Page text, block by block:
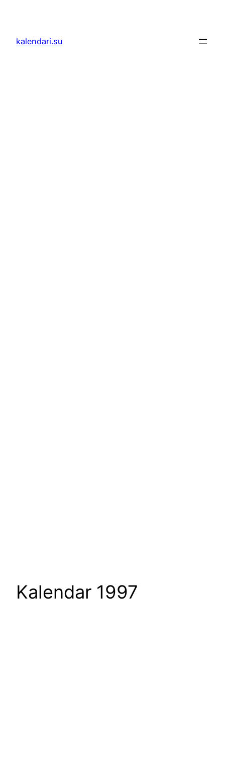
sadržaja
kalendari.su
Kalendar 1997